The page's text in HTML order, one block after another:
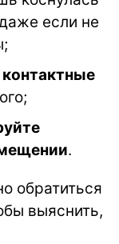
если не
.
обратиться
выяснить,